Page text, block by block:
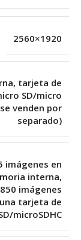
2560×1920
tarjeta de
SD/micro
venden por
separado)
imágenes en
interna,
imágenes
tarjeta de
microSDHC